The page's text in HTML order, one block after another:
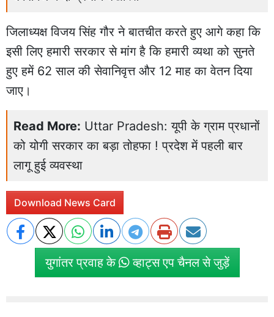
जिलाध्यक्ष विजय सिंह गौर ने बातचीत करते हुए आगे कहा कि
इसी लिए हमारी सरकार से मांग है कि हमारी व्यथा को सुनते
हुए हमें 62 साल की सेवानिवृत्त और 12 माह का वेतन दिया
जाए।
Read More: Uttar Pradesh: यूपी के ग्राम प्रधानों
को योगी सरकार का बड़ा तोहफा ! प्रदेश में पहली बार
लागू हुई व्यवस्था
Download News Card
युगांतर प्रवाह के व्हाट्स एप चैनल से जुड़ें